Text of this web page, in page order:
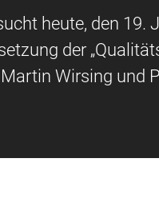
heute, den
der
Wirsing und